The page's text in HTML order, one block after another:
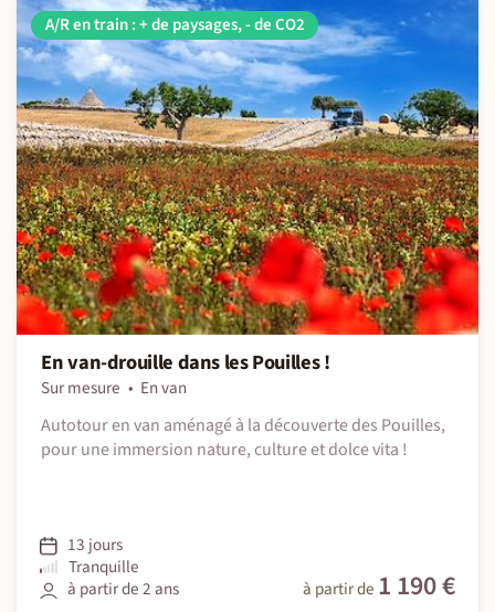
A/R en train : + de paysages, - de CO2
En van-drouille dans les Pouilles !
Sur mesure
En van
Autotour en van aménagé à la découverte des Pouilles,
pour une immersion nature, culture et dolce vita !
13 jours
Tranquille
à partir de 2 ans
à partir de 1 190 €